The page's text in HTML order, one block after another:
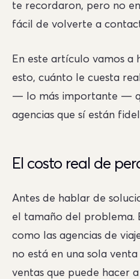
te recordaron, pero no
fácil de volverte a
En este artículo vamos a
esto, cuánto le cuesta
— lo más importante —
agencias que sí están
El costo real de
Antes de hablar de
el tamaño del problema.
como las agencias de
no está en una sola
ventas que puede hacer